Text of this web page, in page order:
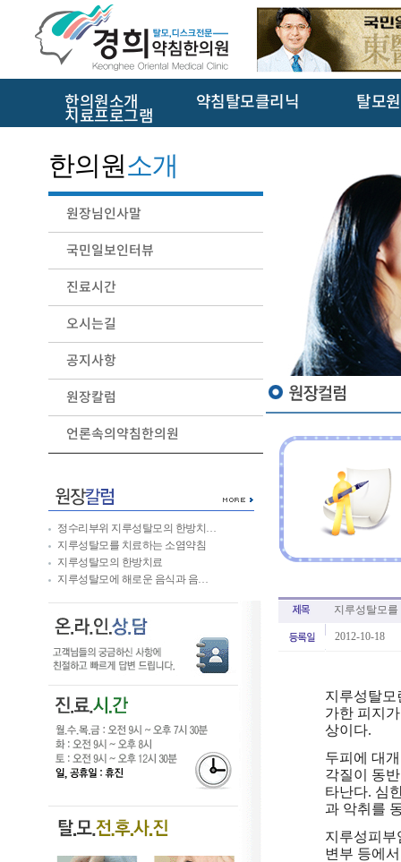
한의원소개 약침탈모클리닉 탈모
치료프로그램
한의원소개
원장님인사말
국민일보인터뷰
진료시간
오시는길
공지사항
원장칼럼
언론속의약침한의원
정수리부위 지루성탈모의 한방치…
지루성탈모를 치료하는 소염약침
지루성탈모의 한방치료
지루성탈모에 해로운 음식과 음…
지루성탈모
2012-10-18
지루성탈모
가한 피지
상이다.
두피에 대
각질이 동
타난다. 심
과 악취를
지루성피부
변부 등에